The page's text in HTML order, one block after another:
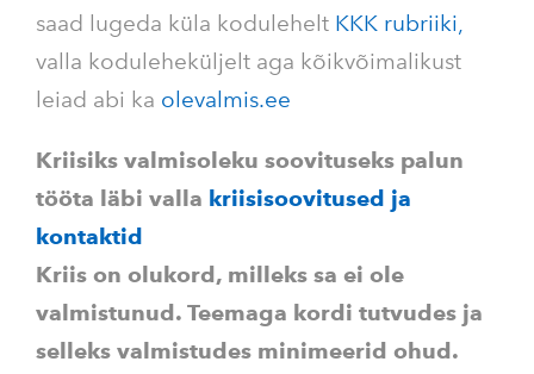
saad lugeda küla kodulehelt KKK rubriiki,
valla koduleheküljelt aga kõikvõimalikust
leiad abi ka olevalmis.ee
Kriisiks valmisoleku soovituseks palun
tööta läbi valla kriisisoovitused ja
kontaktid
Kriis on olukord, milleks sa ei ole
valmistunud. Teemaga kordi tutvudes ja
selleks valmistudes minimeerid ohud.